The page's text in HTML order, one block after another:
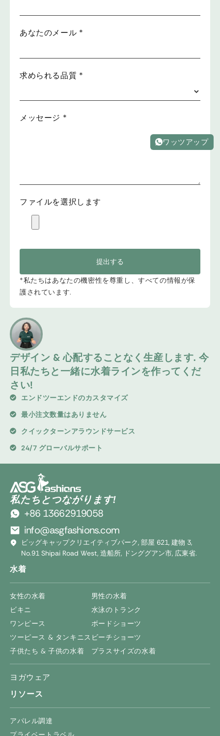
デザイン & 心配することなく生産します. 今
日私たちと一緒に水着ラインを作ってくだ
さい!
エンドツーエンドのカスタマイズ
最小注文数量はありません
クイックターンアラウンドサービス
24/7 グローバルサポート
あなたのメール *
求められる品質 *
メッセージ *
ファイルを選択します
提出する
*私たちはあなたの機密性を尊重し、すべての情報が保
護されています.
私たちとつながります!
+86 13662919058
info@asgfashions.com
ビッグキャップクリエイティブパーク, 部屋 621, 建物 3,
No.91 Shipai Road West, 造船所, ドンググアン市, 広東省.
水着
女性の水着
ビキニ
ワンピース
ツーピース & タンキニス
子供たち & 子供の水着
男性の水着
水泳のトランク
ボードショーツ
ビーチショーツ
プラスサイズの水着
ヨガウェア
リソース
アパレル調達
ワッツアップ